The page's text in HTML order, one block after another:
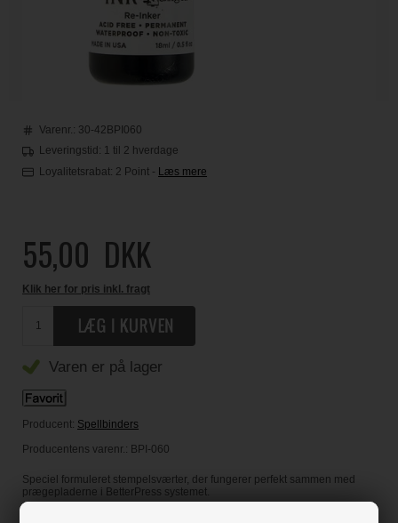
Varenr.: 30-42BPI060
Leveringstid: 1 til 2 hverdage
Loyalitetsrabat: 2 Point - Læs mere
55,00 DKK
Klik her for pris inkl. fragt
Varen er på lager
Producent: Spellbinders
Producentens varenr.: BPI-060
Speciel formuleret stempelsværter, der fungerer perfekt sammen med
prægepladerne i BetterPress systemet.